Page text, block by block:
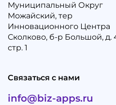
Муниципальный Округ
Можайский, тер
Инновационного Центра
Сколково, б-р Большой, д.
стр. 1
Связаться с нами
info@biz-apps.ru